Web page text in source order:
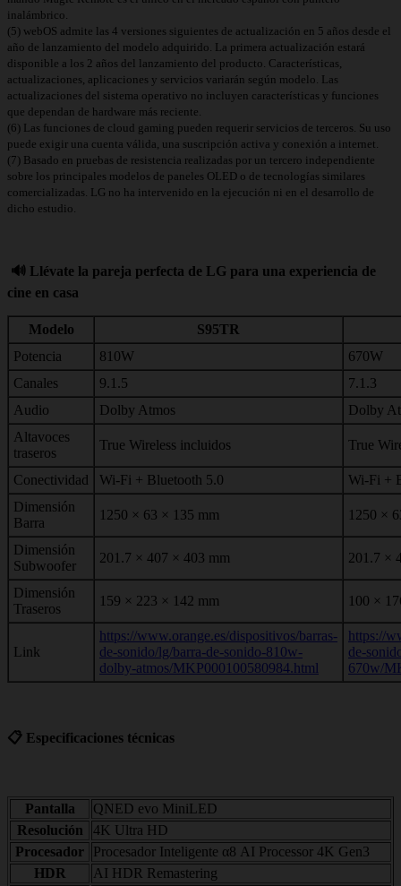
inalámbrico.
(5) webOS admite las 4 versiones siguientes de actualización en 5 años desde el
año de lanzamiento del modelo adquirido. La primera actualización estará
disponible a los 2 años del lanzamiento del producto. Características,
actualizaciones, aplicaciones y servicios variarán según modelo. Las
actualizaciones del sistema operativo no incluyen características y funciones
que dependan de hardware más reciente.
(6) Las funciones de cloud gaming pueden requerir servicios de terceros. Su uso
puede exigir una cuenta válida, una suscripción activa y conexión a internet.
(7) Basado en pruebas de resistencia realizadas por un tercero independiente
sobre los principales modelos de paneles OLED o de tecnologías similares
comercializadas. LG no ha intervenido en la ejecución ni en el desarrollo de
dicho estudio.
🔊 Llévate la pareja perfecta de LG para una experiencia de
cine en casa
Modelo
S95TR
Potencia
810W
670W
Canales
9.1.5
7.1.3
Audio
Dolby Atmos
Dolby
Altavoces
traseros
True Wireless incluidos True
Conectividad Wi-Fi + Bluetooth 5.0
Wi-Fi +
Dimensión
Barra
1250 × 63 × 135 mm 1250 ×
Dimensión
Subwoofer
201.7 × 407 × 403 mm 201.7 ×
Dimensión
Traseros
159 × 223 × 142 mm 100 ×
Link
https://www.orange.es/dispositivos/barras-
de-sonido/lg/barra-de-sonido-810w-
dolby-atmos/MKP000100580984.html
https://
de-
670w/
📋 Especificaciones técnicas
Pantalla
QNED evo MiniLED
Resolución
4K Ultra HD
Procesador
Procesador Inteligente α8 AI Processor 4K Gen3
HDR
AI HDR Remastering